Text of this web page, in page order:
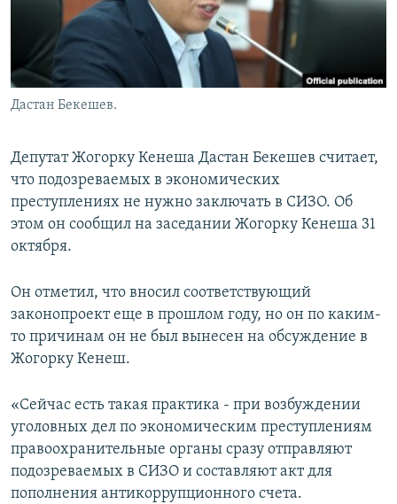
Дастан Бекешев.
Депутат Жогорку Кенеша Дастан Бекешев считает,
что подозреваемых в экономических
преступлениях не нужно заключать в СИЗО. Об
этом он сообщил на заседании Жогорку Кенеша 31
октября.
Он отметил, что вносил соответствующий
законопроект еще в прошлом году, но он по каким-
то причинам он не был вынесен на обсуждение в
Жогорку Кенеш.
«Сейчас есть такая практика - при возбуждении
уголовных дел по экономическим преступлениям
правоохранительные органы сразу отправляют
подозреваемых в СИЗО и составляют акт для
пополнения антикоррупционного счета.